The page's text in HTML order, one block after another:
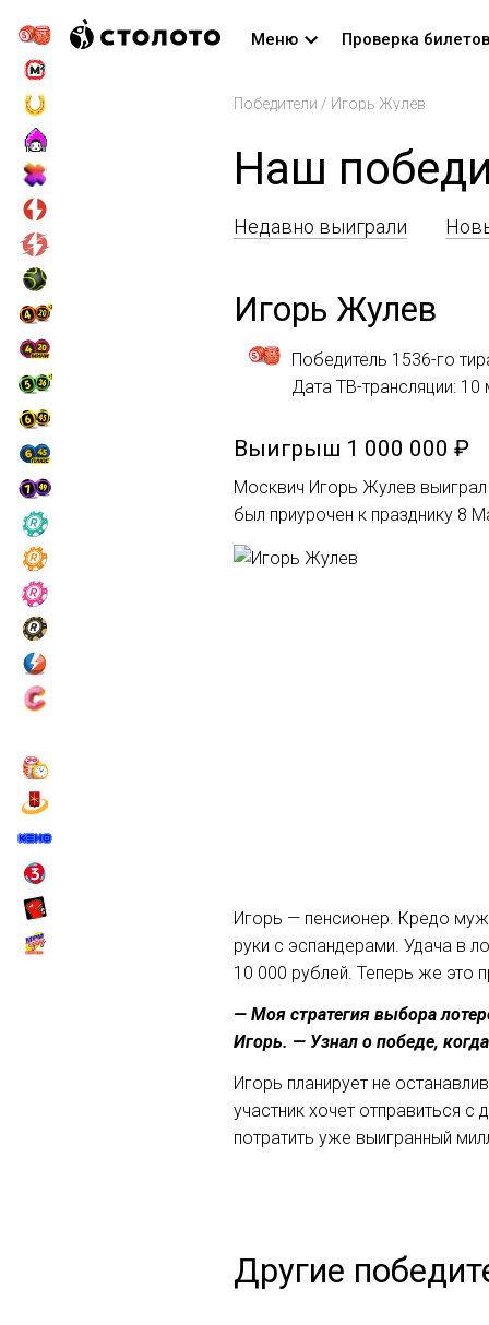
Меню Проверка билетов
Победители / Игорь Жулев
Наш
Недавно выиграли
Игорь Жулев
Победитель 1536-го
Дата ТВ-трансляции: 10
Выигрыш 1 000 000 ₽
Москвич Игорь Жулев
был приурочен к празднику 8
Игорь — пенсионер. Кредо
руки с эспандерами. Удача в
10 000 рублей. Теперь же это
— Моя стратегия выбора
Игорь. — Узнал о победе,
Игорь планирует не
участник хочет отправиться
потратить уже выигранный
Другие